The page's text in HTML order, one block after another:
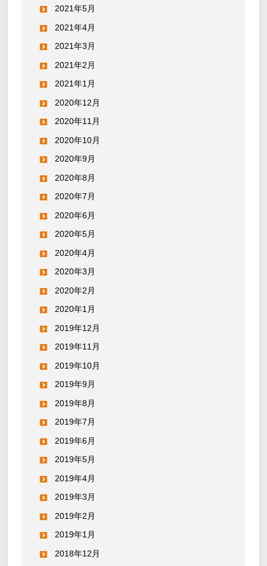
2021年5月
2021年4月
2021年3月
2021年2月
2021年1月
2020年12月
2020年11月
2020年10月
2020年9月
2020年8月
2020年7月
2020年6月
2020年5月
2020年4月
2020年3月
2020年2月
2020年1月
2019年12月
2019年11月
2019年10月
2019年9月
2019年8月
2019年7月
2019年6月
2019年5月
2019年4月
2019年3月
2019年2月
2019年1月
2018年12月